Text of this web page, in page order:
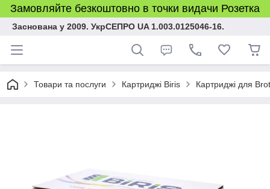
Замовляйте безкоштовно в точки видачи Розетка
Заснована у 2009. УкрСЕПРО UA 1.003.0125046-16.
Товари та послуги Картриджі Biris Картриджі для